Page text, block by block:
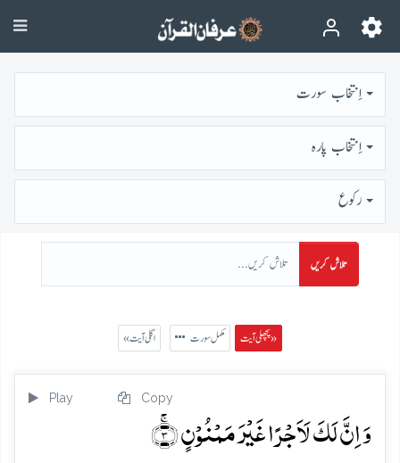
اِنتخاب سورت
اِنتخاب پارہ
رُكوع
تلاش کریں
پچھلی آیت » مکمل سورت « اگلی آیت
Play Copy
وَ اِنَّ لَکَ لَاَجۡرًا غَیۡرَ مَمۡنُوۡنٍ ۚ﴿۳﴾